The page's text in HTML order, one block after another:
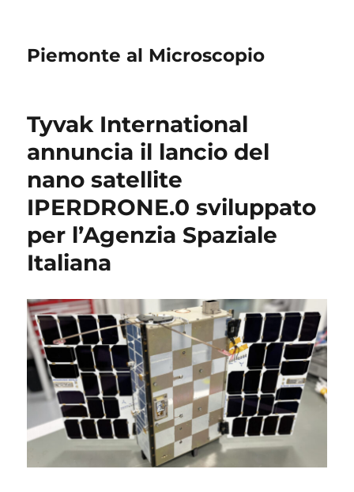
Piemonte al Microscopio
Tyvak International
annuncia il lancio del
nano satellite
IPERDRONE.0 sviluppato
per l’Agenzia Spaziale
Italiana